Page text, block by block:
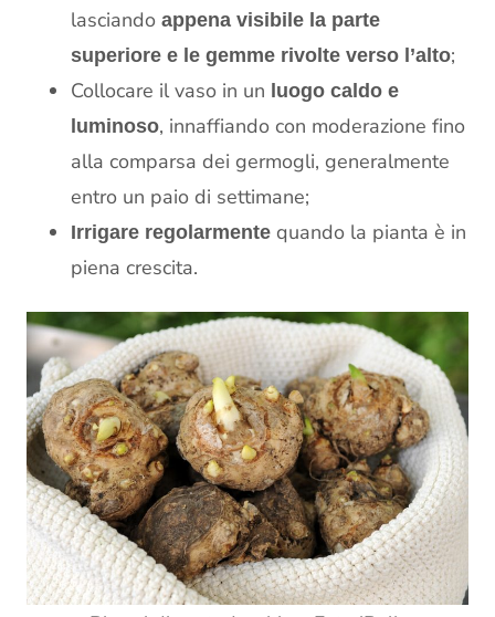
lasciando appena visibile la parte
superiore e le gemme rivolte verso l’alto;
Collocare il vaso in un luogo caldo e
luminoso, innaffiando con moderazione fino
alla comparsa dei germogli, generalmente
entro un paio di settimane;
Irrigare regolarmente quando la pianta è in
piena crescita.